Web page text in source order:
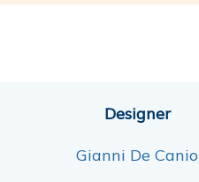
Designer
Gianni De Canio